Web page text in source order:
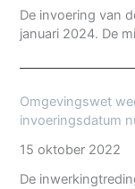
De invoering van
januari 2024. De
Omgevingswet
invoeringsdatum
15 oktober 2022
De